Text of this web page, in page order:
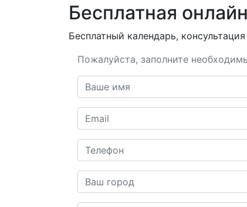
Бесплатная
Бесплатный календарь,
Пожалуйста, заполните